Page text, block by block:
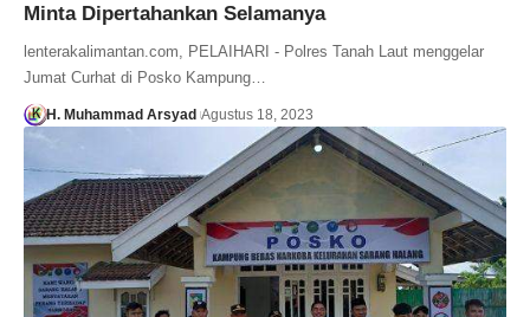
Minta Dipertahankan Selamanya
lenterakalimantan.com, PELAIHARI - Polres Tanah Laut menggelar
Jumat Curhat di Posko Kampung…
H. Muhammad Arsyad Agustus 18, 2023